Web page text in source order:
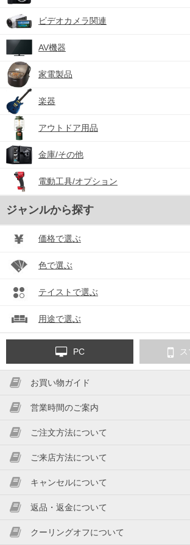
ビデオカメラ関連
AV機器
家電製品
楽器
アウトドア用品
金庫/その他
電動工具/オプション
ジャンルから探す
価格で選ぶ
色で選ぶ
テイストで選ぶ
用途で選ぶ
PC
お買い物ガイド
営業時間のご案内
ご注文方法について
ご来店方法について
キャンセルについて
返品・返金について
クーリングオフについて